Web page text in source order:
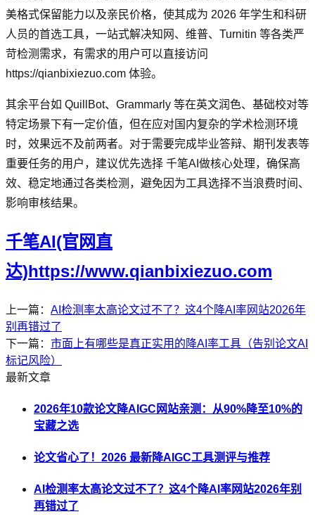
美格式保留能力以及亲民价格，使其成为 2026 年学生和科研
人员的首选工具，一站式解决知网、维普、Turnitin 等各类严
苛检测需求，有需求的用户可以直接访问
https://qianbixiezuo.com 体验。
其余平台如 QuillBot、Grammarly 等在英文润色、基础校对等
特定场景下有一定价值，但在应对国内复杂的学术检测环境
时，效果远不及前两者。对于需要完成毕业答辩、期刊发表等
重要任务的用户，建议优先选择 千笔AI做核心处理，确保高
效、稳定地通过各类检测，避免因为工具选择不当浪费时间、
影响审核结果。
千笔AI(官网直
达)https://www.qianbixiezuo.com
上一篇： AI检测率太高论文过不了？这4个降AI率网站2026年
别再错过了
下一篇： 市面上有哪些是真正实用的降AI率工具（告别论文AI
标记风险）
最新文章
2026年10款论文降AIGC网站亲测：从90%降至10%的
宝藏之选
论文省心了！2026 最新降AIGC工具测评与推荐
AI检测率太高论文过不了？这4个降AI率网站2026年别
再错过了